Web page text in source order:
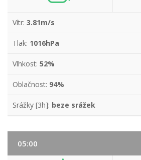
Vítr: 3.81m/s
Tlak: 1016hPa
Vlhkost: 52%
Oblačnost: 94%
Srážky [3h]: beze srážek
05:00